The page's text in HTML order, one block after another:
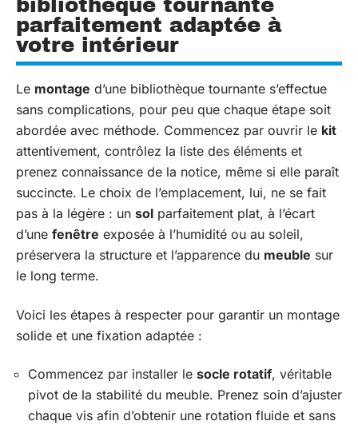
bibliothèque tournante
parfaitement adaptée à
votre intérieur
Le montage d’une bibliothèque tournante s’effectue
sans complications, pour peu que chaque étape soit
abordée avec méthode. Commencez par ouvrir le kit
attentivement, contrôlez la liste des éléments et
prenez connaissance de la notice, même si elle paraît
succincte. Le choix de l’emplacement, lui, ne se fait
pas à la légère : un sol parfaitement plat, à l’écart
d’une fenêtre exposée à l’humidité ou au soleil,
préservera la structure et l’apparence du meuble sur
le long terme.
Voici les étapes à respecter pour garantir un montage
solide et une fixation adaptée :
Commencez par installer le socle rotatif, véritable
pivot de la stabilité du meuble. Prenez soin d’ajuster
chaque vis afin d’obtenir une rotation fluide et sans